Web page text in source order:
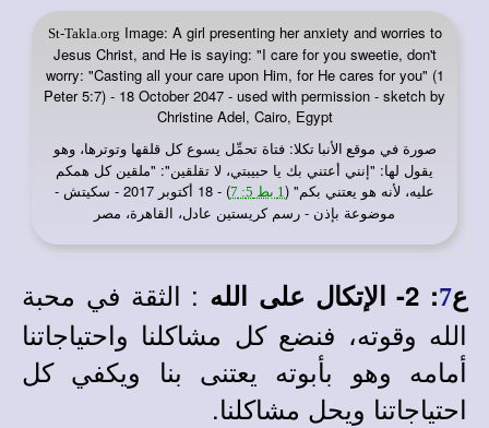
St-Takla.org Image: A girl presenting her anxiety and worries to
Jesus Christ, and He is saying: "I care for you sweetie, don't
worry: "Casting all your care upon Him, for He cares for you" (1
Peter 5:7) - 18 October 2047 - used with permission - sketch by
Christine Adel, Cairo, Egypt
صورة في موقع الأنبا تكلا: فتاة تحمِّل يسوع كل قلقها وتوترها، وهو
يقول لها: "إنني أعتني بك يا حبيبتي، لا تقلقين": "ملقين كل همكم
عليه، لأنه هو يعتني بكم" ( 1 بط 5: 7
) - 18 أكتوبر 2017 - سكيتش -
موضوعة بإذن - رسم كريستين عادل، القاهرة، مصر
ع7
: 2- الإتكال على الله
: الثقة في محبة
الله وقوته، فنضع كل مشاكلنا واحتياجاتنا
أمامه وهو بأبوته يعتنى بنا ويكفي كل
احتياجاتنا ويحل مشاكلنا.